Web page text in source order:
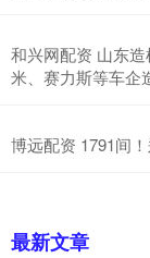
和兴网配资 山东
米、赛力斯等车企
博远配资 1791间
最新文章